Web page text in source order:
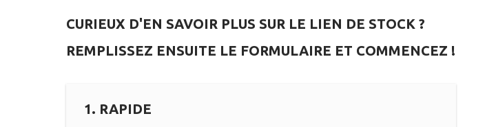
CURIEUX D'EN SAVOIR PLUS SUR LE LIEN DE STOCK ?
REMPLISSEZ ENSUITE LE FORMULAIRE ET COMMENCEZ !
1. RAPIDE